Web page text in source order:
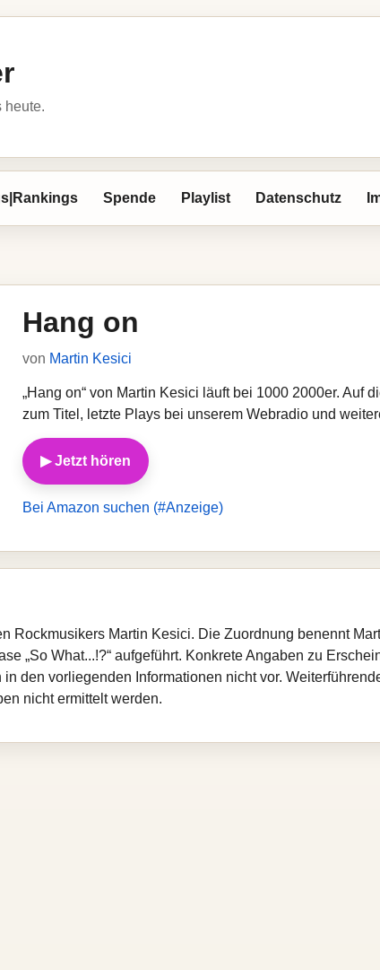
heute.
Spende Playlist Datenschutz
Hang on
von Martin Kesici
„Hang on“ von Martin Kesici läuft bei 1000 2000er. Auf
zum Titel, letzte Plays bei unserem Webradio und
▶ Jetzt hören
Bei Amazon suchen (#Anzeige)
Rockmusikers Martin Kesici. Die Zuordnung benennt
„So What...!?“ aufgeführt. Konkrete Angaben zu
den vorliegenden Informationen nicht vor.
nicht ermittelt werden.